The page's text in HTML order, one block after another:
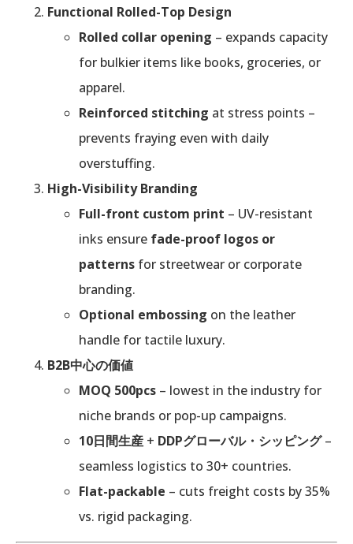
Functional Rolled-Top Design
Rolled collar opening – expands capacity
for bulkier items like books, groceries, or
apparel.
Reinforced stitching at stress points –
prevents fraying even with daily
overstuffing.
High-Visibility Branding
Full-front custom print – UV-resistant
inks ensure fade-proof logos or
patterns for streetwear or corporate
branding.
Optional embossing on the leather
handle for tactile luxury.
B2B中心の価値
MOQ 500pcs – lowest in the industry for
niche brands or pop-up campaigns.
10日間生産 + DDPグローバル・シッピング–
seamless logistics to 30+ countries.
Flat-packable – cuts freight costs by 35%
vs. rigid packaging.